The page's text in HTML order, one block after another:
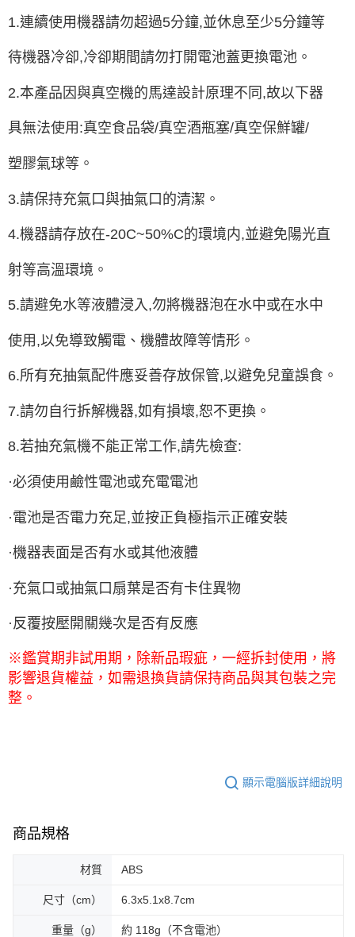
1.連續使用機器請勿超過5分鐘,並休息至少5分鐘等
待機器冷卻,冷卻期間請勿打開電池蓋更換電池。
2.本產品因與真空機的馬達設計原理不同,故以下器
具無法使用:真空食品袋/真空酒瓶塞/真空保鮮罐/
塑膠氣球等。
3.請保持充氣口與抽氣口的清潔。
4.機器請存放在-20C~50%C的環境内,並避免陽光直
射等高溫環境。
5.請避免水等液體浸入,勿將機器泡在水中或在水中
使用,以免導致觸電、機體故障等情形。
6.所有充抽氣配件應妥善存放保管,以避免兒童誤食。
7.請勿自行拆解機器,如有損壞,恕不更換。
8.若抽充氣機不能正常工作,請先檢查:
·必須使用鹼性電池或充電電池
·電池是否電力充足,並按正負極指示正確安裝
·機器表面是否有水或其他液體
·充氣口或抽氣口扇葉是否有卡住異物
·反覆按壓開關幾次是否有反應
※鑑賞期非試用期，除新品瑕疵，一經拆封使用，將
影響退貨權益，如需退換貨請保持商品與其包裝之完
整。
顯示電腦版詳細說明
商品規格
材質 ABS
尺寸（cm） 6.3x5.1x8.7cm
重量（g） 約 118g（不含電池）